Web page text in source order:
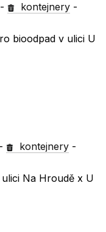
- kontejnery -
bioodpad v ulici U
- kontejnery -
Na Hroudě x U